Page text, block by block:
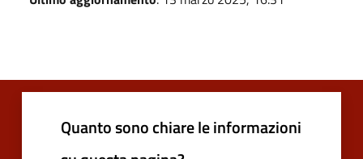
Quanto sono chiare le informazioni